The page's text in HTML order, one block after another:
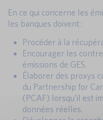
En ce qui concerne les
les banques doivent :
Procéder à la
Encourager les
émissions de GES.
Élaborer des proxys
du Partnership for
(PCAF) lorsqu’il est
données réelles.